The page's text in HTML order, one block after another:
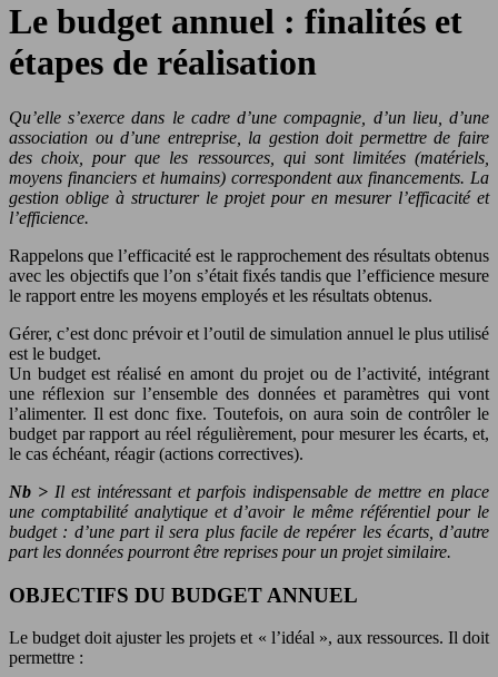
Le budget annuel : finalités et
étapes de réalisation
Qu’elle s’exerce dans le cadre d’une compagnie, d’un lieu, d’une
association ou d’une entreprise, la gestion doit permettre de faire
des choix, pour que les ressources, qui sont limitées (matériels,
moyens financiers et humains) correspondent aux financements. La
gestion oblige à structurer le projet pour en mesurer l’efficacité et
l’efficience.
Rappelons que l’efficacité est le rapprochement des résultats obtenus
avec les objectifs que l’on s’était fixés tandis que l’efficience mesure
le rapport entre les moyens employés et les résultats obtenus.
Gérer, c’est donc prévoir et l’outil de simulation annuel le plus utilisé
est le budget.
Un budget est réalisé en amont du projet ou de l’activité, intégrant
une réflexion sur l’ensemble des données et paramètres qui vont
l’alimenter. Il est donc fixe. Toutefois, on aura soin de contrôler le
budget par rapport au réel régulièrement, pour mesurer les écarts, et,
le cas échéant, réagir (actions correctives).
Nb > Il est intéressant et parfois indispensable de mettre en place
une comptabilité analytique et d’avoir le même référentiel pour le
budget : d’une part il sera plus facile de repérer les écarts, d’autre
part les données pourront être reprises pour un projet similaire.
OBJECTIFS DU BUDGET ANNUEL
Le budget doit ajuster les projets et « l’idéal », aux ressources. Il doit
permettre :